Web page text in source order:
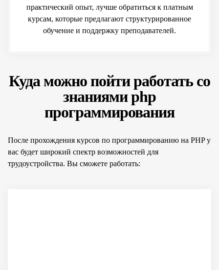
практический опыт, лучше обратиться к платным
курсам, которые предлагают структурированное
обучение и поддержку преподавателей.
Куда можно пойти работать со
знаниями php
программирования
После прохождения курсов по программированию на PHP у
вас будет широкий спектр возможностей для
трудоустройства. Вы сможете работать: